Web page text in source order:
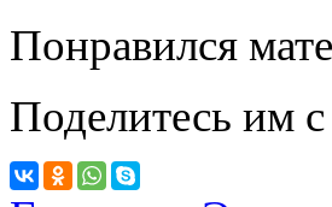
Понравился
Поделитесь им